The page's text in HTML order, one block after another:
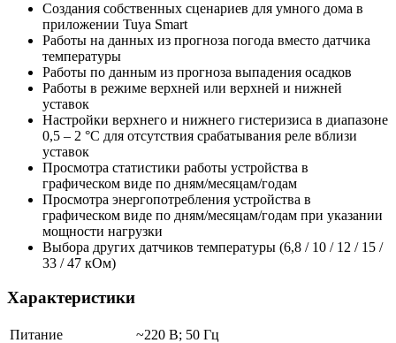
Создания собственных сценариев для умного дома в
приложении Tuya Smart
Работы на данных из прогноза погода вместо датчика
температуры
Работы по данным из прогноза выпадения осадков
Работы в режиме верхней или верхней и нижней
уставок
Настройки верхнего и нижнего гистеризиса в диапазоне
0,5 – 2 °C для отсутствия срабатывания реле вблизи
уставок
Просмотра статистики работы устройства в
графическом виде по дням/месяцам/годам
Просмотра энергопотребления устройства в
графическом виде по дням/месяцам/годам при указании
мощности нагрузки
Выбора других датчиков температуры (6,8 / 10 / 12 / 15 /
33 / 47 кОм)
Характеристики
Питание
~220 В; 50 Гц